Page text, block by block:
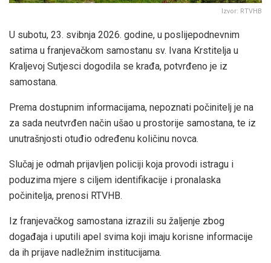
Izvor: RTVHB
U subotu, 23. svibnja 2026. godine, u poslijepodnevnim
satima u franjevačkom samostanu sv. Ivana Krstitelja u
Kraljevoj Sutjesci dogodila se krađa, potvrđeno je iz
samostana.
Prema dostupnim informacijama, nepoznati počinitelj je na
za sada neutvrđen način ušao u prostorije samostana, te iz
unutrašnjosti otuđio određenu količinu novca.
Slučaj je odmah prijavljen policiji koja provodi istragu i
poduzima mjere s ciljem identifikacije i pronalaska
počinitelja, prenosi RTVHB.
Iz franjevačkog samostana izrazili su žaljenje zbog
događaja i uputili apel svima koji imaju korisne informacije
da ih prijave nadležnim institucijama.